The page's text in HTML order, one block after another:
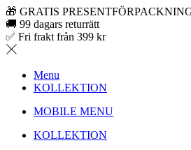
🎁 GRATIS
🚚 99 dagars returrätt
✅ Fri frakt från 399 kr
Menu
KOLLEKTION
MOBILE MENU
KOLLEKTION